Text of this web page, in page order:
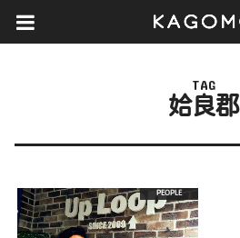
TAG
姶良郡
PEOPLE